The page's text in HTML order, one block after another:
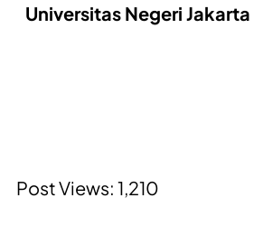
Universitas Negeri Jakarta
Post Views: 1,210